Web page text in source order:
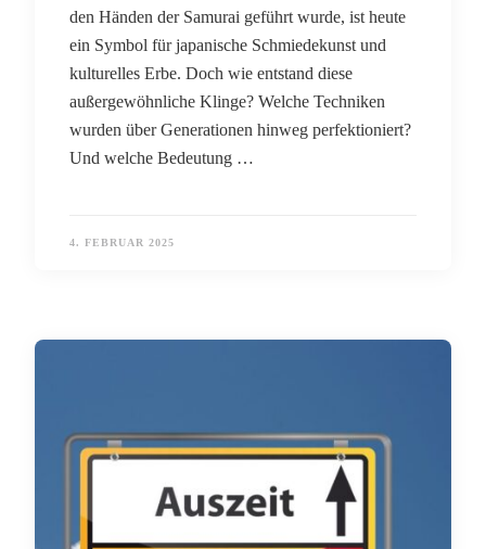
den Händen der Samurai geführt wurde, ist heute
ein Symbol für japanische Schmiedekunst und
kulturelles Erbe. Doch wie entstand diese
außergewöhnliche Klinge? Welche Techniken
wurden über Generationen hinweg perfektioniert?
Und welche Bedeutung …
4. FEBRUAR 2025